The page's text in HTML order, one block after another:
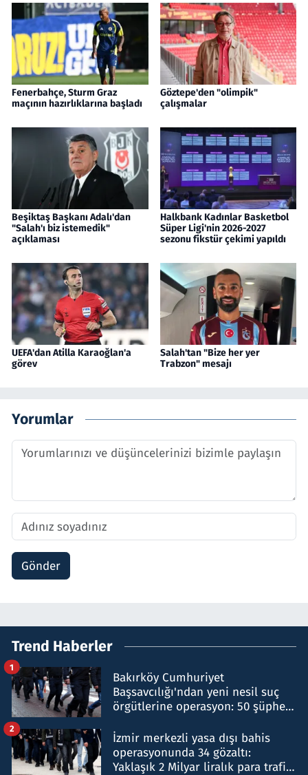
Fenerbahçe, Sturm Graz
maçının hazırlıklarına başladı
Göztepe'den "olimpik"
çalışmalar
Beşiktaş Başkanı Adalı'dan
"Salah'ı biz istemedik"
açıklaması
Halkbank Kadınlar Basketbol
Süper Ligi'nin 2026-2027
sezonu fikstür çekimi yapıldı
UEFA'dan Atilla Karaoğlan'a
görev
Salah'tan "Bize her yer
Trabzon" mesajı
Yorumlar
Gönder
Trend Haberler
Bakırköy Cumhuriyet
Başsavcılığı'ndan yeni nesil suç
örgütlerine operasyon: 50 şüpheli
1
İzmir merkezli yasa dışı bahis
operasyonunda 34 gözaltı:
Yaklaşık 2 Milyar liralık para trafiği
2